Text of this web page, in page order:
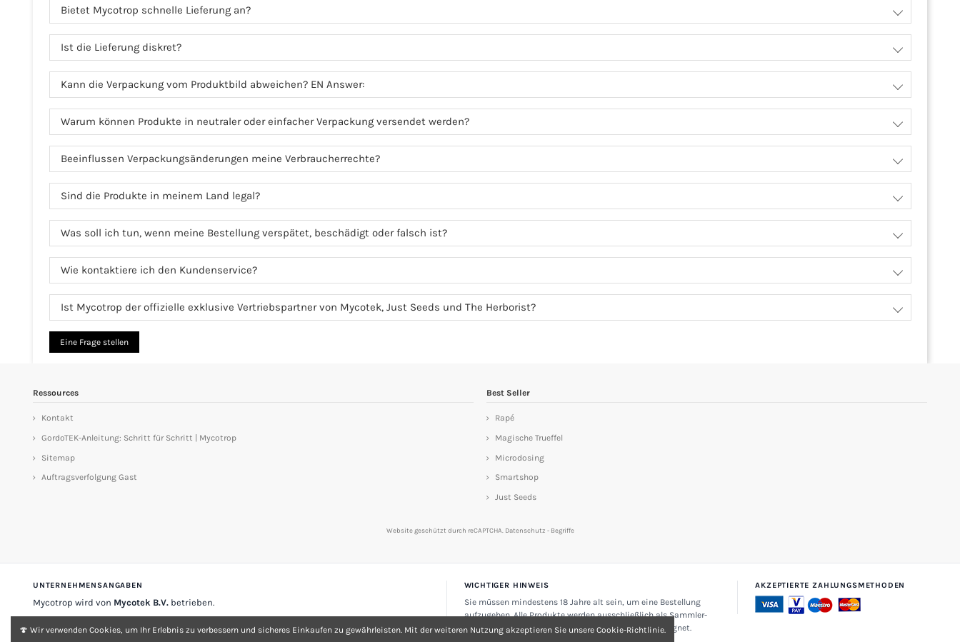
Bietet Mycotrop schnelle Lieferung an?
Ist die Lieferung diskret?
Kann die Verpackung vom Produktbild abweichen? EN Answer:
Warum können Produkte in neutraler oder einfacher Verpackung versendet werden?
Beeinflussen Verpackungsänderungen meine Verbraucherrechte?
Sind die Produkte in meinem Land legal?
Was soll ich tun, wenn meine Bestellung verspätet, beschädigt oder falsch ist?
Wie kontaktiere ich den Kundenservice?
Ist Mycotrop der offizielle exklusive Vertriebspartner von Mycotek, Just Seeds und The Herborist?
Eine Frage stellen
Ressources
Kontakt
GordoTEK-Anleitung: Schritt für Schritt | Mycotrop
Sitemap
Auftragsverfolgung Gast
Best Seller
Rapé
Magische Trueffel
Microdosing
Smartshop
Just Seeds
Website geschützt durch reCAPTCHA. Datenschutz - Begriffe
UNTERNEHMENSANGABEN
Mycotrop wird von Mycotek B.V. betrieben.
WICHTIGER HINWEIS
Sie müssen mindestens 18 Jahre alt sein, um eine Bestellung
aufzugeben. Alle Produkte werden ausschließlich als Sammler-
oder Souvenirartikel verkauft. Nicht zum Verzehr geeignet.
AKZEPTIERTE ZAHLUNGSMETHODEN
🍄 Wir verwenden Cookies, um Ihr Erlebnis zu verbessern und sicheres Einkaufen zu gewährleisten. Mit der weiteren Nutzung akzeptieren Sie unsere Cookie-Richtlinie.